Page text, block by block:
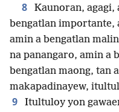
8
Kaunoran, agagi,
bengatlan importante,
amin a bengatlan
na panangaro, amin a
bengatlan maong, tan
makapadinayew,
9
Itultuloy yon